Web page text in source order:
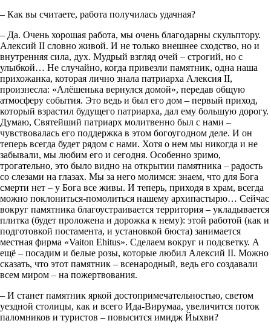
– Как вы считаете, работа получилась удачная?
– Да. Очень хорошая работа, мы очень благодарны скульптору.
Алексий II словно живой. И не только внешнее сходство, но и
внутренняя сила, дух. Мудрый взгляд очей – строгий, но с
улыбкой… Не случайно, когда привезли памятник, одна наша
прихожанка, которая лично знала патриарха Алексия II,
произнесла: «Алёшенька вернулся домой», передав общую
атмосферу события. Это ведь и был его дом – первый приход,
который взрастил будущего патриарха, дал ему большую дорогу.
Думаю, Святейший патриарх молитвенно был с нами –
чувствовалась его поддержка в этом богоугодном деле. И он
теперь всегда будет рядом с нами. Хотя о нем мы никогда и не
забывали, мы любим его и сегодня. Особенно зримо,
трогательно, это было видно на открытии памятника – радость
со слезами на глазах. Мы за него молимся: знаем, что для Бога
смерти нет – у Бога все живы. И теперь, приходя в храм, всегда
можно поклониться-помолиться нашему архипастырю… Сейчас
вокруг памятника благоустраивается территория – укладывается
плитка (будет проложена и дорожка к нему): этой работой (как и
подготовкой постамента, и установкой бюста) занимается
местная фирма «Vaiton Ehitus». Сделаем вокруг и подсветку. А
ещё – посадим и белые розы, которые любил Алексий II. Можно
сказать, что этот памятник – всенародный, ведь его создавали
всем миром – на пожертвования.
– И станет памятник яркой достопримечательностью, светом
уездной столицы, как и всего Ида-Вирумаа, увеличится поток
паломников и туристов – повысится имидж Йыхви?